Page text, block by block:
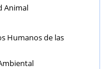
Animal
Humanos de las